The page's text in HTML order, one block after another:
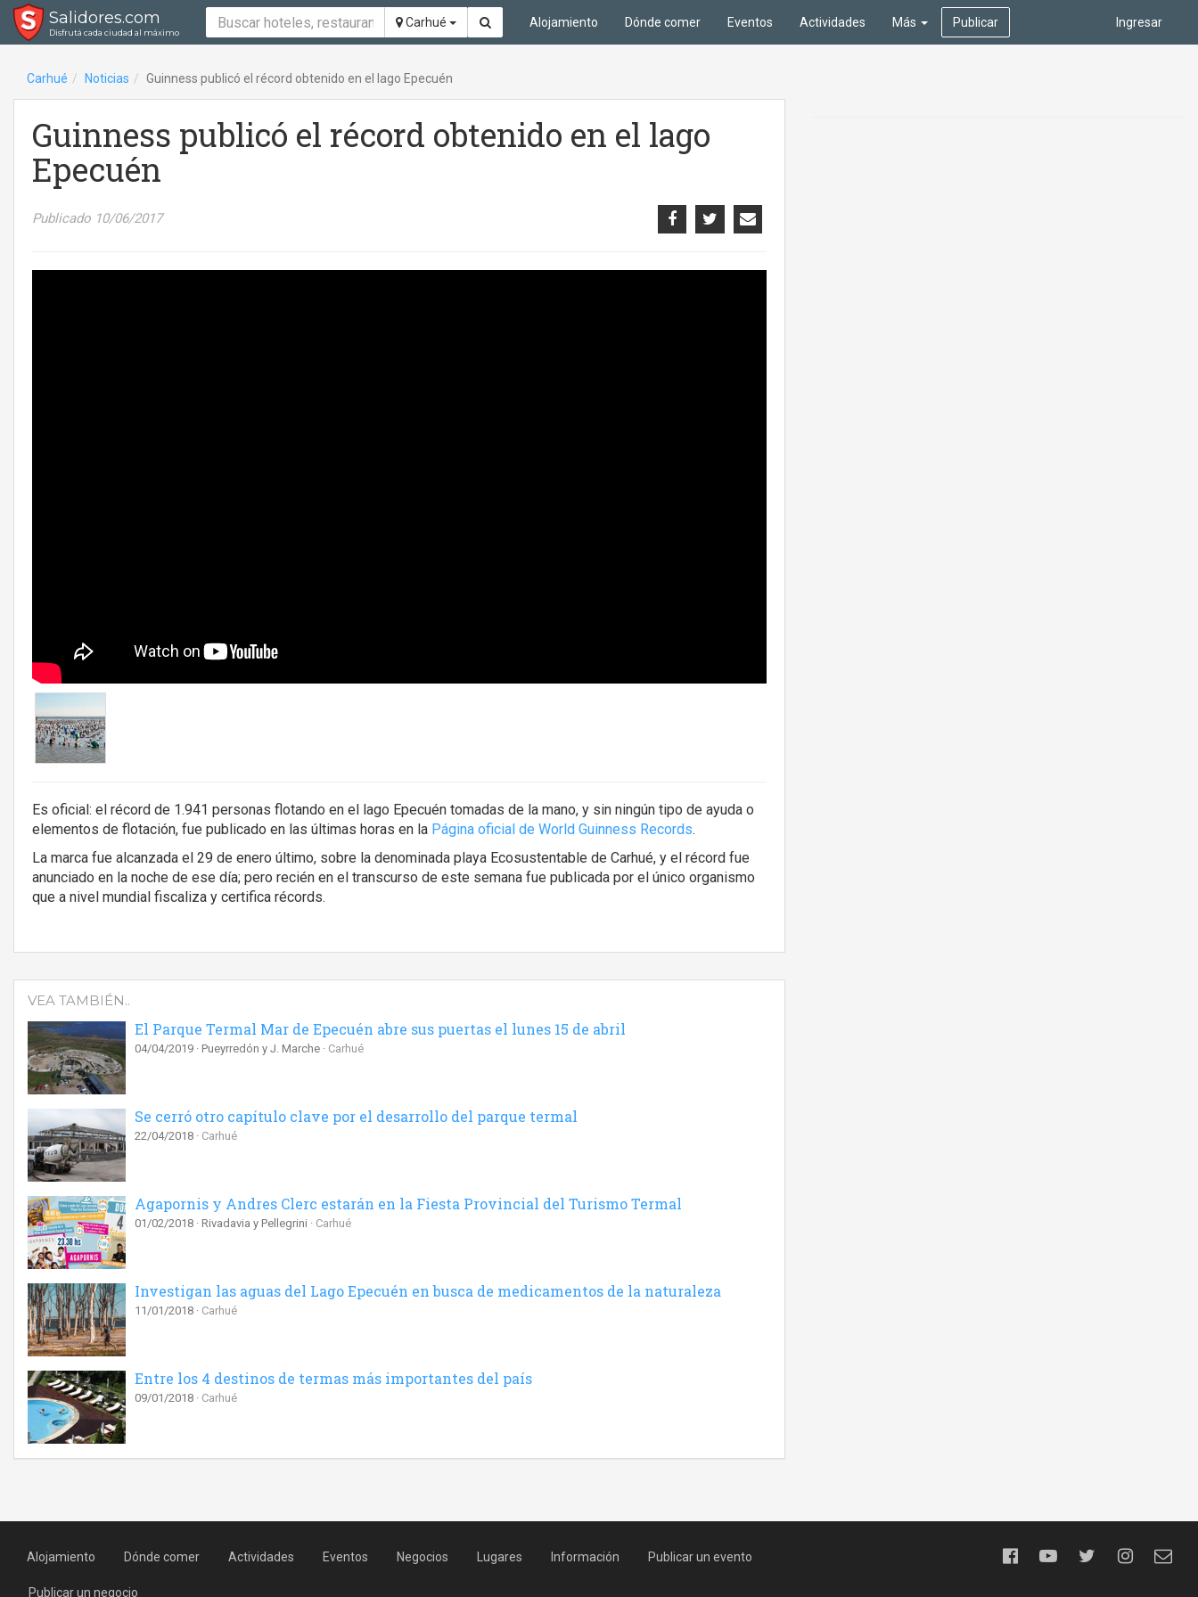
Salidores.com
Disfrutá cada ciudad al máximo
Carhué Ingresar
Alojamiento Dónde comer Eventos Actividades Más Publicar
Carhué Noticias Guinness publicó el récord obtenido en el lago Epecuén
Guinness publicó el récord obtenido en el lago
Epecuén
Publicado 10/06/2017
Es oficial: el récord de 1.941 personas flotando en el lago Epecuén tomadas de la mano, y sin ningún tipo de ayuda o
elementos de flotación, fue publicado en las últimas horas en la Página oficial de World Guinness Records.
La marca fue alcanzada el 29 de enero último, sobre la denominada playa Ecosustentable de Carhué, y el récord fue
anunciado en la noche de ese día; pero recién en el transcurso de este semana fue publicada por el único organismo
que a nivel mundial fiscaliza y certifica récords.
VEA TAMBIÉN..
El Parque Termal Mar de Epecuén abre sus puertas el lunes 15 de abril
04/04/2019 Pueyrredón y J. Marche Carhué
Se cerró otro capítulo clave por el desarrollo del parque termal
22/04/2018 Carhué
Agapornis y Andres Clerc estarán en la Fiesta Provincial del Turismo Termal
01/02/2018 Rivadavia y Pellegrini Carhué
Investigan las aguas del Lago Epecuén en busca de medicamentos de la naturaleza
11/01/2018 Carhué
Entre los 4 destinos de termas más importantes del país
09/01/2018 Carhué
Alojamiento Dónde comer Actividades Eventos Negocios Lugares Información Publicar un evento
Publicar un negocio